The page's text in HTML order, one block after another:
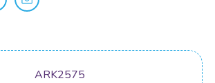
ARK2575